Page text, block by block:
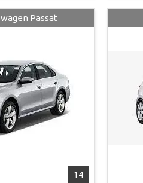
14
Passat